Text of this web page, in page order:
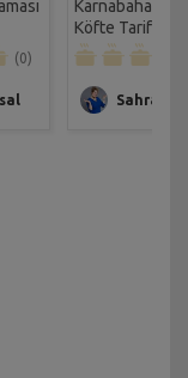
(0)
Karnabaharlı
Köfte Tarifi
Sahrap